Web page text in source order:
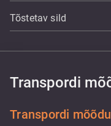
Tõstetav sild
Transpordi
Transpordi